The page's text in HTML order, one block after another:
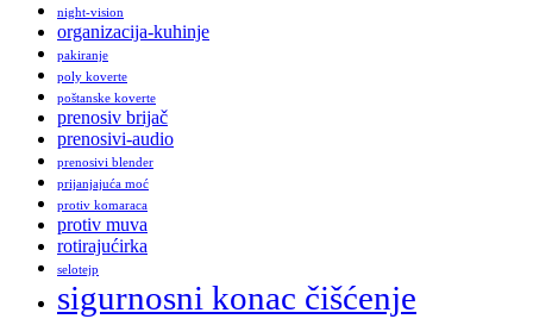
night-vision
organizacija-kuhinje
pakiranje
poly koverte
poštanske koverte
prenosiv brijač
prenosivi-audio
prenosivi blender
prijanjajuća moć
protiv komaraca
protiv muva
rotirajućirka
selotejp
sigurnosni konac čišćenje